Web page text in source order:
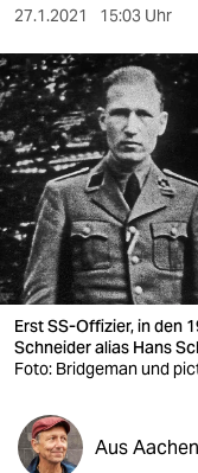
sport
berlin
nord
wahrheit
verlag
verlag
shop
27.1.2021 15:03 Uhr
Erst SS-Offizier, in den
Schneider alias Hans
Foto: Bridgeman und
Aus Aachen